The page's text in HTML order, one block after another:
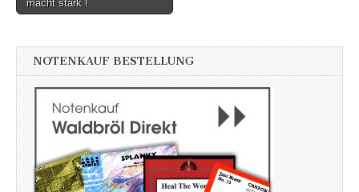
navigation
macht stark !
NOTENKAUF BESTELLUNG